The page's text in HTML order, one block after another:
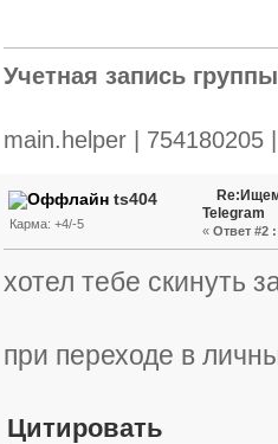
Учетная запись
main.helper |
ts404
Карма: +4/-5
Telegram
« Ответ #2 :
хотел тебе скинуть
при переходе в
Цитировать